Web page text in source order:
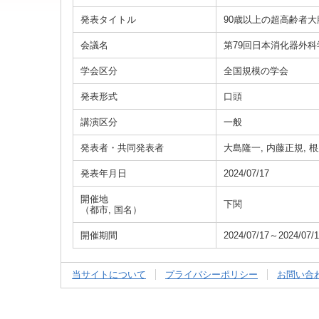
発表タイトル 90歳以上の超高齢者
会議名 第79回日本消化器外
学会区分 全国規模の学会
発表形式 口頭
講演区分 一般
発表者・共同発表者 大島隆一, 内藤正規,
発表年月日 2024/07/17
開催地
（都市, 国名）
下関
開催期間 2024/07/17～2024/07/
当サイトについて プライバシーポリシー お問い合